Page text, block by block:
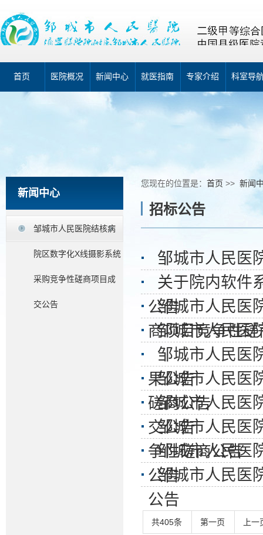
首页 医院概况 新闻中心 就医指南 专家介绍 科室导
新闻中心
邹城市人民医院结核病
院区数字化X线摄影系统
采购竞争性磋商项目成
交公告
您现在的位置是： 首页 >> 新闻
招标公告
邹城市人民医
关于院内软件
公告
邹城市人民医
商项目竞争性
邹城市人民医
邹城市人民医
果公告
邹城市人民医
磋商公告
邹城市人民医
交公告
邹城市人民医
争性磋商公告
邹城市人民医
公告
邹城市人民医
公告
共405条 第一页 上一